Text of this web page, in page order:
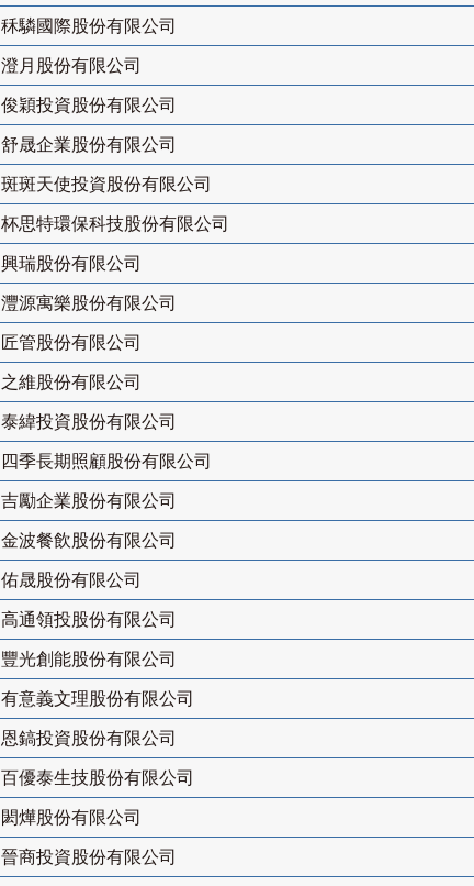
秝驎國際股份有限公司
澄月股份有限公司
俊穎投資股份有限公司
舒晟企業股份有限公司
斑斑天使投資股份有限公司
杯思特環保科技股份有限公司
興瑞股份有限公司
灃源寓樂股份有限公司
匠管股份有限公司
之維股份有限公司
泰緯投資股份有限公司
四季長期照顧股份有限公司
吉勵企業股份有限公司
金波餐飲股份有限公司
佑晟股份有限公司
高通領投股份有限公司
豐光創能股份有限公司
有意義文理股份有限公司
恩鎬投資股份有限公司
百優泰生技股份有限公司
閎燁股份有限公司
晉商投資股份有限公司